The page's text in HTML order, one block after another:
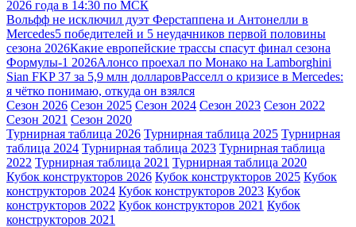
2026 года в 14:30 по МСК
Вольфф не исключил дуэт Ферстаппена и Антонелли в
Mercedes5 победителей и 5 неудачников первой половины
сезона 2026Какие европейские трассы спасут финал сезона
Формулы-1 2026Алонсо проехал по Монако на Lamborghini
Sian FKP 37 за 5,9 млн долларовРасселл о кризисе в Mercedes:
я чётко понимаю, откуда он взялся
Сезон 2026 Сезон 2025 Сезон 2024 Сезон 2023 Сезон 2022
Сезон 2021 Сезон 2020
Турнирная таблица 2026 Турнирная таблица 2025 Турнирная
таблица 2024 Турнирная таблица 2023 Турнирная таблица
2022 Турнирная таблица 2021 Турнирная таблица 2020
Кубок конструкторов 2026 Кубок конструкторов 2025 Кубок
конструкторов 2024 Кубок конструкторов 2023 Кубок
конструкторов 2022 Кубок конструкторов 2021 Кубок
конструкторов 2021